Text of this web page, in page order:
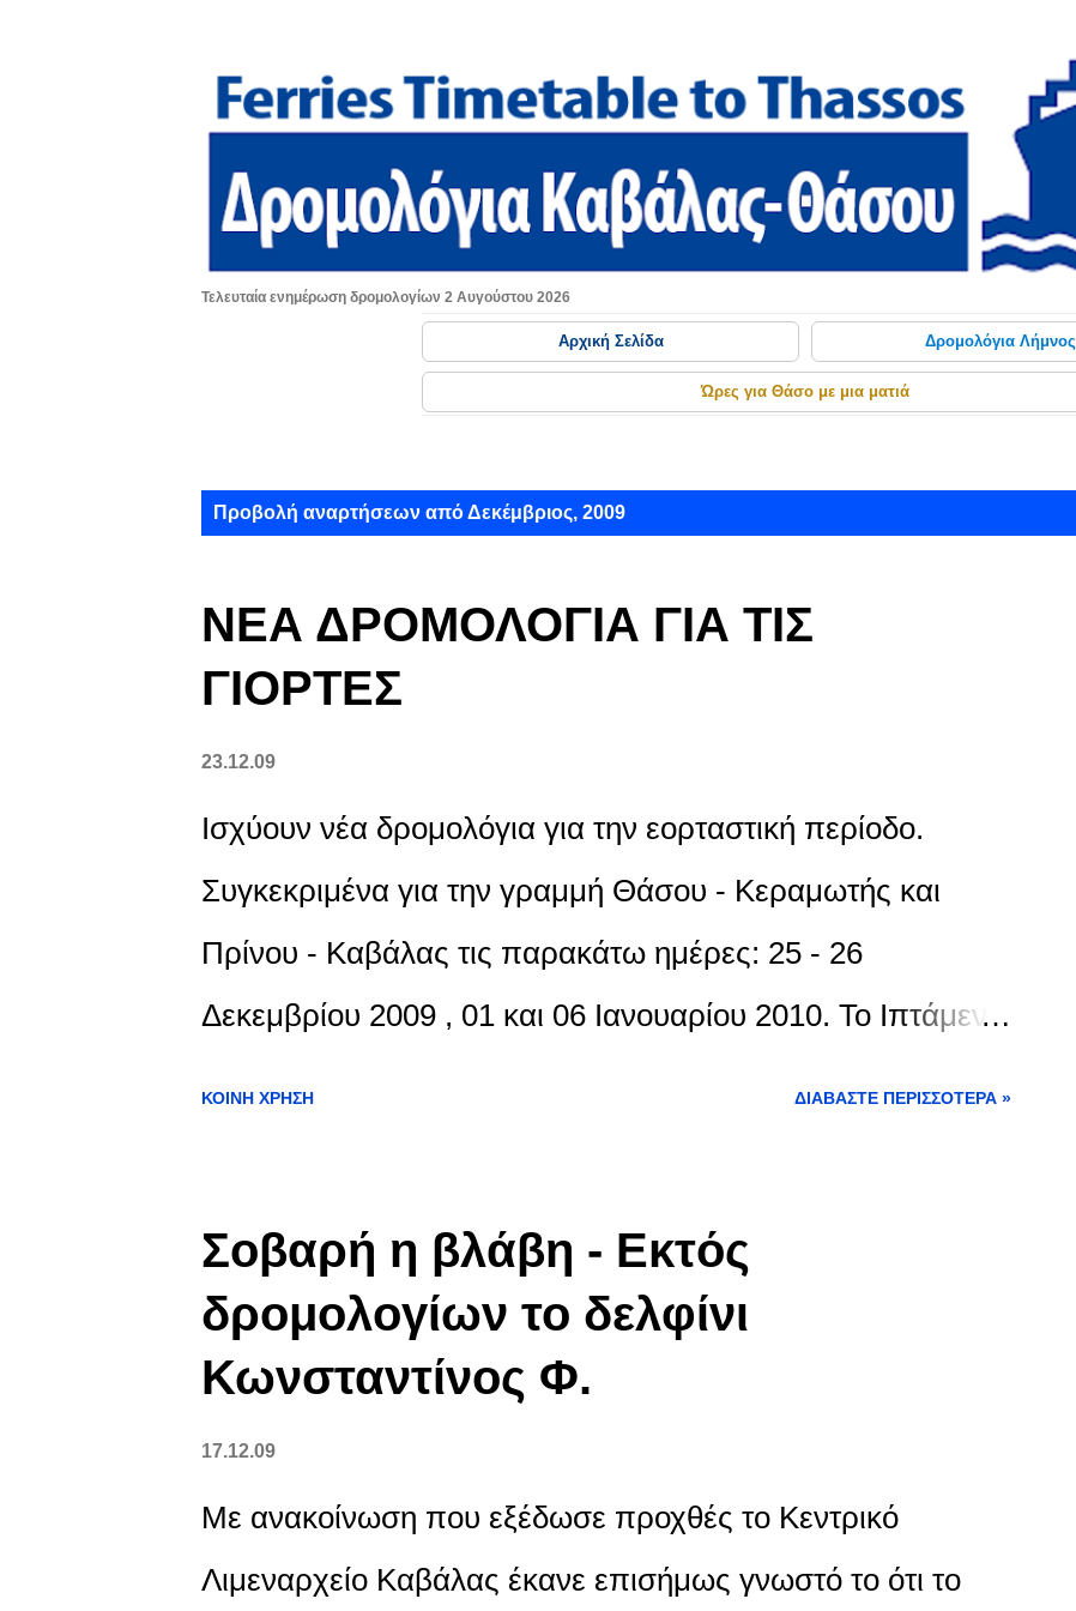
Τελευταία ενημέρωση δρομολογίων 2 Αυγούστου 2026
Αρχική Σελίδα Δρομολόγια Λήμνος
Ώρες για Θάσο με μια ματιά
Προβολή αναρτήσεων από Δεκέμβριος, 2009
ΝΕΑ ΔΡΟΜΟΛΟΓΙΑ ΓΙΑ ΤΙΣ
ΓΙΟΡΤΕΣ
23.12.09
Ισχύουν νέα δρομολόγια για την εορταστική περίοδο.
Συγκεκριμένα για την γραμμή Θάσου - Κεραμωτής και
Πρίνου - Καβάλας τις παρακάτω ημέρες: 25 - 26
Δεκεμβρίου 2009 , 01 και 06 Ιανουαρίου 2010. Το Ιπτάμενο
ΚΟΙΝΉ ΧΡΉΣΗ ΔΙΑΒΆΣΤΕ ΠΕΡΙΣΣΌΤΕΡΑ »
Σοβαρή η βλάβη - Εκτός
δρομολογίων το δελφίνι
Κωνσταντίνος Φ.
17.12.09
Με ανακοίνωση που εξέδωσε προχθές το Κεντρικό
Λιμεναρχείο Καβάλας έκανε επισήμως γνωστό το ότι το